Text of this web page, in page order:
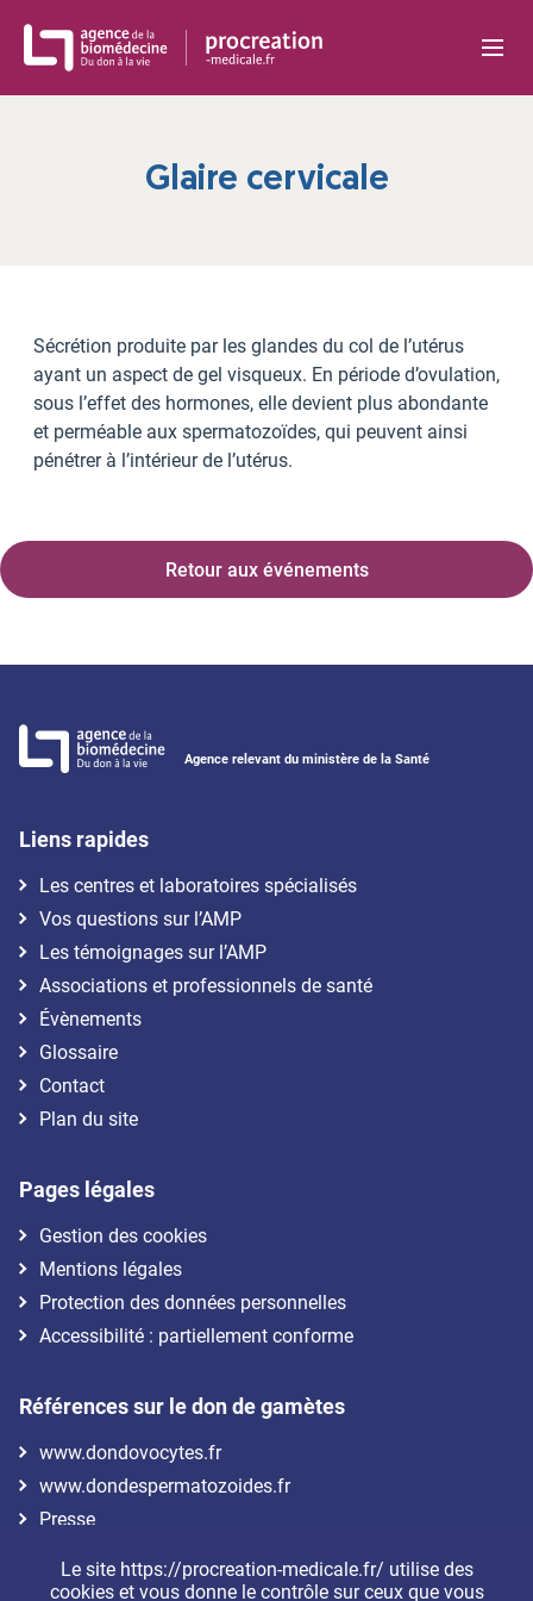
Le site https://procreation-medicale.fr/ utilise des
cookies et vous donne le contrôle sur ceux que vous
Glaire cervicale
Sécrétion produite par les glandes du col de l’utérus
ayant un aspect de gel visqueux. En période d’ovulation,
sous l’effet des hormones, elle devient plus abondante
et perméable aux spermatozoïdes, qui peuvent ainsi
pénétrer à l’intérieur de l’utérus.
Retour aux événements
Agence relevant du ministère de la Santé
Liens rapides
Les centres et laboratoires spécialisés
Vos questions sur l’AMP
Les témoignages sur l’AMP
Associations et professionnels de santé
Évènements
Glossaire
Contact
Plan du site
Pages légales
Gestion des cookies
Mentions légales
Protection des données personnelles
Accessibilité : partiellement conforme
Références sur le don de gamètes
www.dondovocytes.fr
www.dondespermatozoides.fr
Presse
Nous suivre